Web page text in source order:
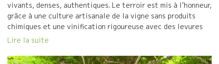
vivants, denses, authentiques. Le terroir est mis à l’honneur,
grâce à une culture artisanale de la vigne sans produits
chimiques et une vinification rigoureuse avec des levures
indigènes et sans chaptalisation. Grâce à un ensoleillement
Philippe Jambon récolte des raisins sains et mûrs qui, après
Lire la suite